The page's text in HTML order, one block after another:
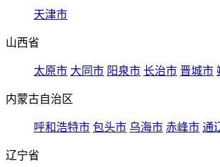
天津市
山西省
太原市 大同市 阳泉市 长治市 晋城市
内蒙古自治区
呼和浩特市 包头市 乌海市 赤峰市 通
辽宁省